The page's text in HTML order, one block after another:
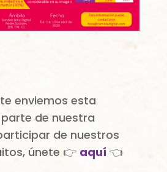
enviemos esta
de nuestra
de nuestros
únete 👉 aquí 👈